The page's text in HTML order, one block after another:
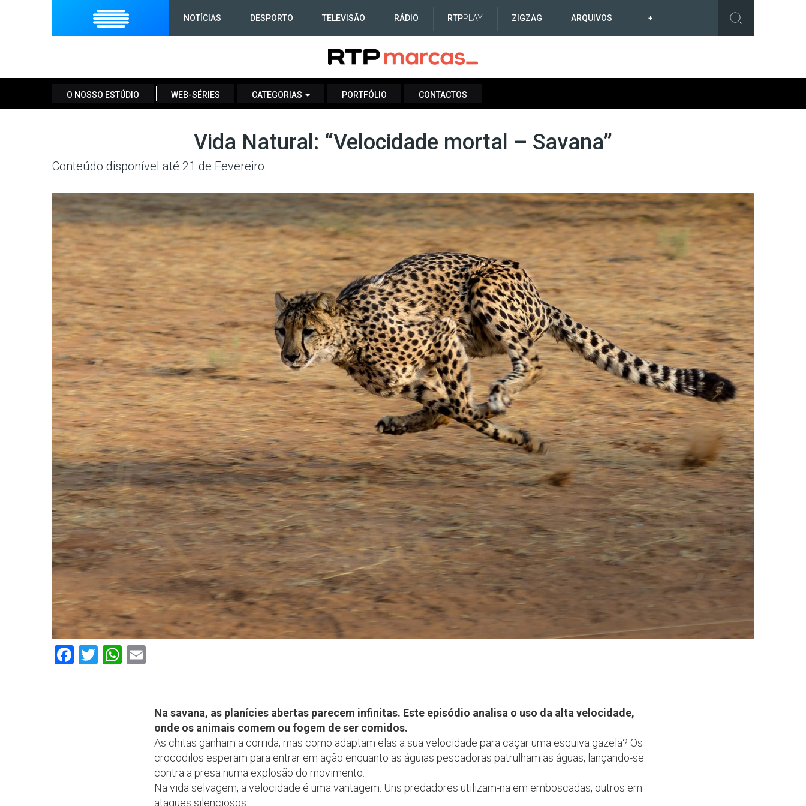
NOTÍCIAS DESPORTO TELEVISÃO RÁDIO RTPPLAY ZIGZAG ARQUIVOS +
O NOSSO ESTÚDIO WEB-SÉRIES CATEGORIAS PORTFÓLIO CONTACTOS
Vida Natural: “Velocidade mortal – Savana”
Conteúdo disponível até 21 de Fevereiro.
Facebook
TwitterWhatsApp
Na savana, as planícies abertas parecem infinitas. Este episódio analisa o uso da alta velocidade,
onde os animais comem ou fogem de ser comidos.
As chitas ganham a corrida, mas como adaptam elas a sua velocidade para caçar uma esquiva gazela? Os
crocodilos esperam para entrar em ação enquanto as águias pescadoras patrulham as águas, lançando-se
contra a presa numa explosão do movimento.
Na vida selvagem, a velocidade é uma vantagem. Uns predadores utilizam-na em emboscadas, outros em
ataques silenciosos.